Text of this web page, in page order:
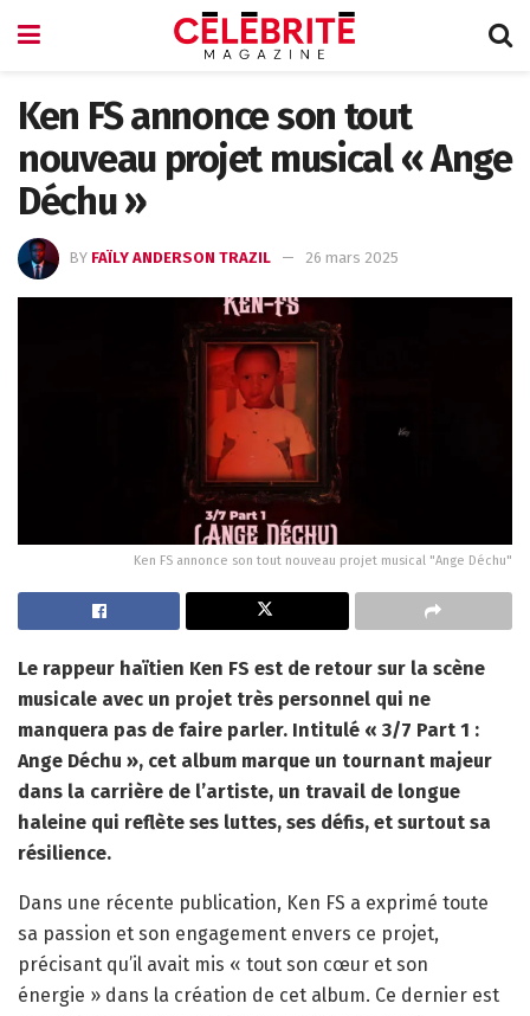
Ken FS annonce son tout
nouveau projet musical « Ange
Déchu »
BY FAÏLY ANDERSON TRAZIL 26 mars 2025
Ken FS annonce son tout nouveau projet musical "Ange Déchu"
Le rappeur haïtien Ken FS est de retour sur la scène
musicale avec un projet très personnel qui ne
manquera pas de faire parler. Intitulé « 3/7 Part 1 :
Ange Déchu », cet album marque un tournant majeur
dans la carrière de l’artiste, un travail de longue
haleine qui reflète ses luttes, ses défis, et surtout sa
résilience.
Dans une récente publication, Ken FS a exprimé toute
sa passion et son engagement envers ce projet,
précisant qu’il avait mis « tout son cœur et son
énergie » dans la création de cet album. Ce dernier est